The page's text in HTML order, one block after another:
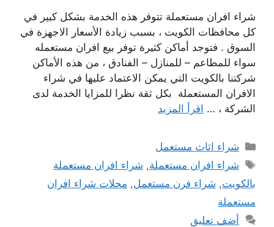
شراء افران مستعملة تتوفر هذه الخدمة بشكل كبير في
كل محافظات الكويت ، بسبب زيادة الأسعار الاجهزة في
السوق . فتوجد أماكن كثيرة توفر بيع افران مستعمله
سواء للمطاعم – للمنازل – الفنادق ، من هذه الأماكن
شركتنا بالكويت التي يمكن الاعتماد عليها في شراء
الافران المستعملة بكل ثقة نظرا للمزايا الخدمة لدى
الشركة ، … اقرأ المزيد
التصنيفات
شراء اثاث مستعمل
الوسوم
شراء افران مستعملة, شراء افران مستعملة
بالكويت, شراء فرن مستعمل, محلات شراء افران
مستعملة
أضف تعليق